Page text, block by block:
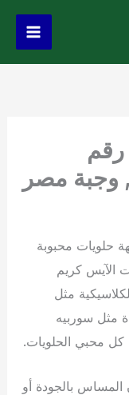
رقم
وجبة مصر
حلويات محبوبة
الآيس كريم
مثل
مثل سوربيه
كل محبي الحلويات.
المساس بالجودة أو